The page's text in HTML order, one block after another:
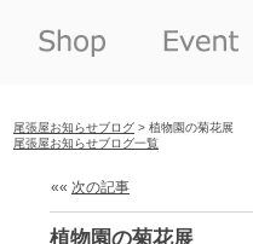
尾張屋お知らせブログ > 植物園の菊花展
尾張屋お知らせブログ一覧
«« 次の記事
植物園の菊花展